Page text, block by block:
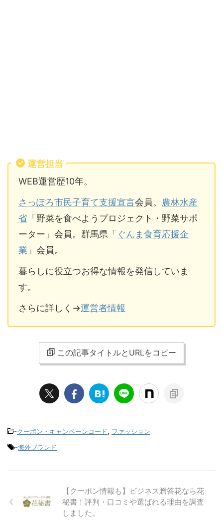
運営担当
WEB運営歴10年。
さっぽろ市民子育て支援宣言会員。 農林水産
省 「野菜を食べようプロジェクト・野菜サポ
ーター」会員。群馬県「 ぐんま食育応援企
業 」会員。
暮らしに役立つお得な情報を発信していま
す。
さらに詳しく→運営者情報
この記事タイトルとURLをコピー
-クーポン・キャンペーンコード, ファッション
-海外ブランド
【クーポン情報も】ビジネス贈答花なら花
秘書！評判・口コミや選ばれる理由を調査
しました。